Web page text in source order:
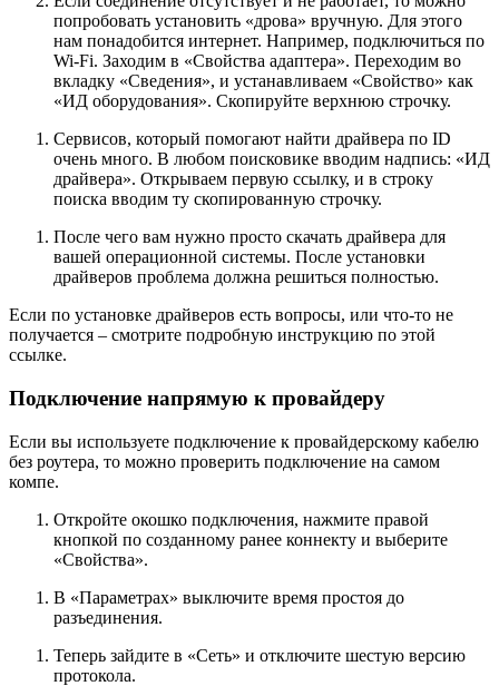
попробовать установить «дрова» вручную. Для этого
нам понадобится интернет. Например, подключиться по
Wi-Fi. Заходим в «Свойства адаптера». Переходим во
вкладку «Сведения», и устанавливаем «Свойство» как
«ИД оборудования». Скопируйте верхнюю строчку.
Сервисов, который помогают найти драйвера по ID
очень много. В любом поисковике вводим надпись: «ИД
драйвера». Открываем первую ссылку, и в строку
поиска вводим ту скопированную строчку.
После чего вам нужно просто скачать драйвера для
вашей операционной системы. После установки
драйверов проблема должна решиться полностью.
Если по установке драйверов есть вопросы, или что-то не
получается – смотрите подробную инструкцию по этой
ссылке.
Подключение напрямую к провайдеру
Если вы используете подключение к провайдерскому кабелю
без роутера, то можно проверить подключение на самом
компе.
Откройте окошко подключения, нажмите правой
кнопкой по созданному ранее коннекту и выберите
«Свойства».
В «Параметрах» выключите время простоя до
разъединения.
Теперь зайдите в «Сеть» и отключите шестую версию
протокола.